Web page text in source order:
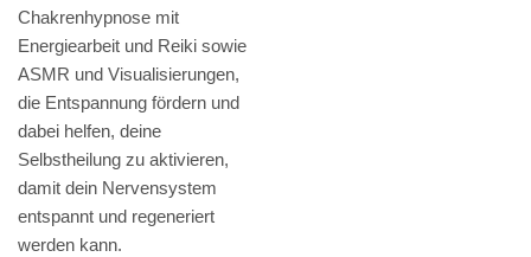
Chakrenhypnose mit
Energiearbeit und Reiki sowie
ASMR und Visualisierungen,
die Entspannung fördern und
dabei helfen, deine
Selbstheilung zu aktivieren,
damit dein Nervensystem
entspannt und regeneriert
werden kann.